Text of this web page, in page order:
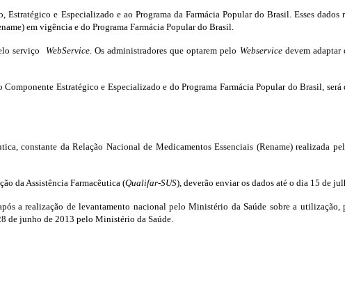
e Especializado e ao Programa da Farmácia Popular do Brasil. Esses dados
em vigência e do Programa Farmácia Popular do Brasil.
serviço WebService. Os administradores que optarem pelo Webservicedevem adaptar
Estratégico e Especializado e do Programa Farmácia Popular do Brasil,
constante da Relação Nacional de Medicamentos Essenciais (Rename) realizada
da Assistência Farmacêutica (Qualifar-SUS), deverão enviar os dados até o dia 15 de
a realização de levantamento nacional pelo Ministério da Saúde sobre a utilização,
de junho de 2013 pelo Ministério da Saúde.